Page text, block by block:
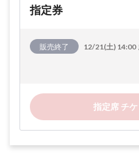
指定券
販売終了 12/21(土) 14:00
指定席 チ